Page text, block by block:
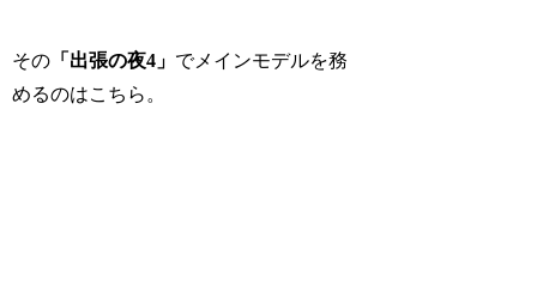
その 「出張の夜4」 でメインモデルを務
めるのはこちら。